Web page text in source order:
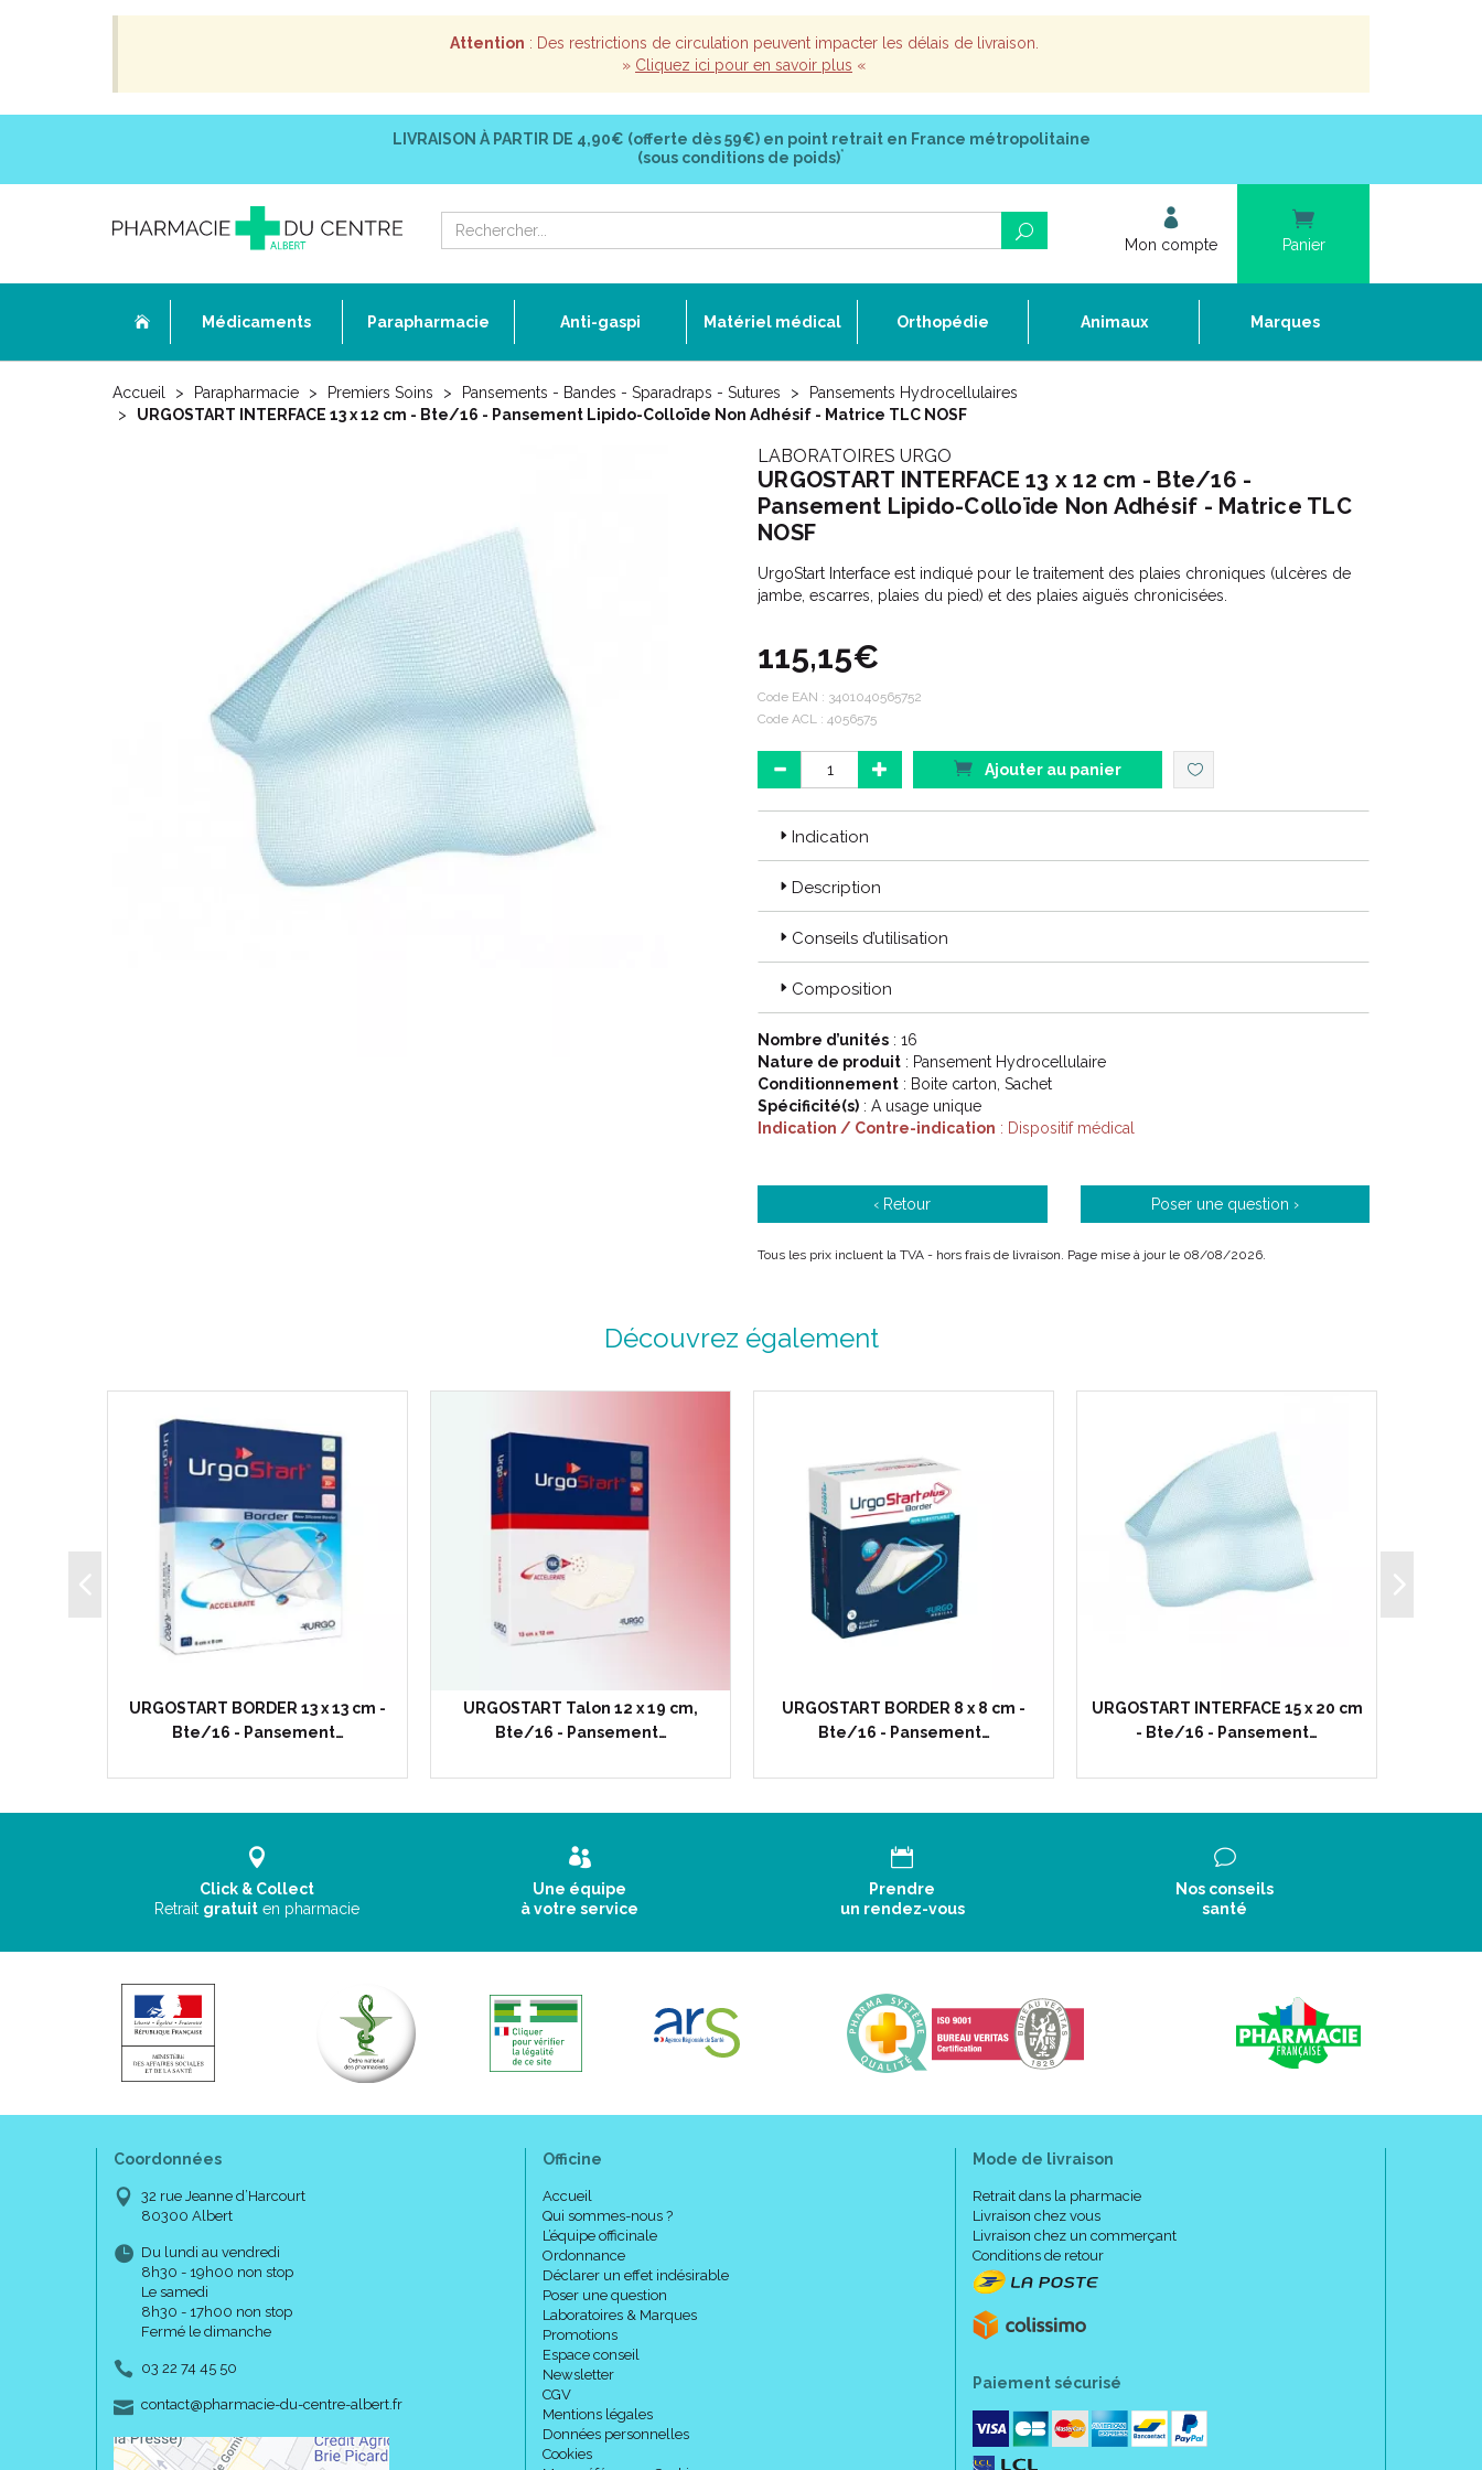
Attention : Des restrictions de circulation peuvent impacter les délais de livraison.
» Cliquez ici pour en savoir plus «
LIVRAISON À PARTIR DE 4,90€ (offerte dès 59€) en point retrait en France métropolitaine
(sous conditions de poids)*
Mon compte Panier
Médicaments Parapharmacie Anti-gaspi Matériel médical Orthopédie Animaux Marques
Accueil Parapharmacie Premiers Soins Pansements - Bandes - Sparadraps - Sutures
Pansements Hydrocellulaires
URGOSTART INTERFACE 13 x 12 cm - Bte/16 - Pansement Lipido-Colloïde Non Adhésif - Matrice TLC NOSF
LABORATOIRES URGO
URGOSTART INTERFACE 13 x 12 cm - Bte/16 -
Pansement Lipido-Colloïde Non Adhésif - Matrice TLC
NOSF
UrgoStart Interface est indiqué pour le traitement des plaies chroniques (ulcères de
jambe, escarres, plaies du pied) et des plaies aiguës chronicisées.
115,15€
Code EAN : 3401040565752
Code ACL : 4056575
Ajouter au panier
Indication
Description
Conseils d’utilisation
Composition
Nombre d’unités : 16
Nature de produit : Pansement Hydrocellulaire
Conditionnement : Boite carton, Sachet
Spécificité(s) : A usage unique
Indication / Contre-indication : Dispositif médical
‹ Retour Poser une question ›
Tous les prix incluent la TVA - hors frais de livraison. Page mise à jour le 08/08/2026.
Découvrez également
URGOSTART BORDER 13 x 13 cm -
Bte/16 - Pansement…
URGOSTART Talon 12 x 19 cm,
Bte/16 - Pansement…
URGOSTART BORDER 8 x 8 cm -
Bte/16 - Pansement…
URGOSTART INTERFACE 15 x 20 cm
- Bte/16 - Pansement…
Click & Collect
Retrait gratuit en pharmacie
Une équipe
à votre service
Prendre
un rendez-vous
Nos conseils
santé
Coordonnées
32 rue Jeanne d’Harcourt
80300 Albert
Du lundi au vendredi
8h30 - 19h00 non stop
Le samedi
8h30 - 17h00 non stop
Fermé le dimanche
03 22 74 45 50
contact-
@-
pharmacie-du-centre-albert.fr
Officine
Accueil
Qui sommes-nous ?
L’équipe officinale
Ordonnance
Déclarer un effet indésirable
Poser une question
Laboratoires & Marques
Promotions
Espace conseil
Newsletter
CGV
Mentions légales
Données personnelles
Cookies
Mode de livraison
Retrait dans la pharmacie
Livraison chez vous
Livraison chez un commerçant
Conditions de retour
Paiement sécurisé